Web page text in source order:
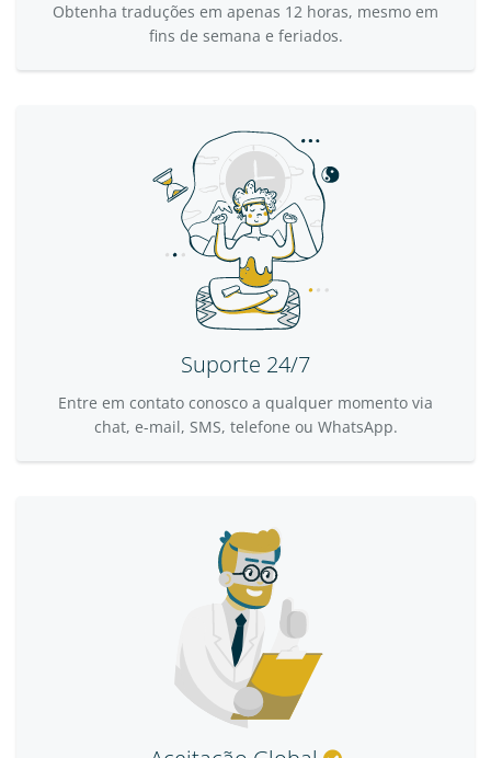
Obtenha traduções em apenas 12 horas, mesmo em
fins de semana e feriados.
Suporte 24/7
Entre em contato conosco a qualquer momento via
chat, e-mail, SMS, telefone ou WhatsApp.